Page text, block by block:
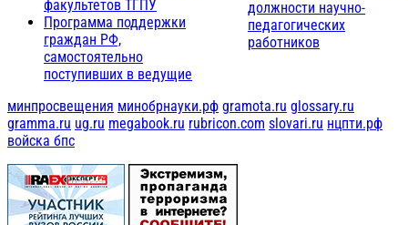
факультетов ТГПУ
Программа поддержки
граждан РФ,
самостоятельно
поступивших в ведущие
должности научно-
педагогических
работников
минпросвещения минобрнауки.рф gramota.ru glossary.ru
gramma.ru ug.ru megabook.ru rubricon.com slovari.ru нцпти.рф
войска бпс